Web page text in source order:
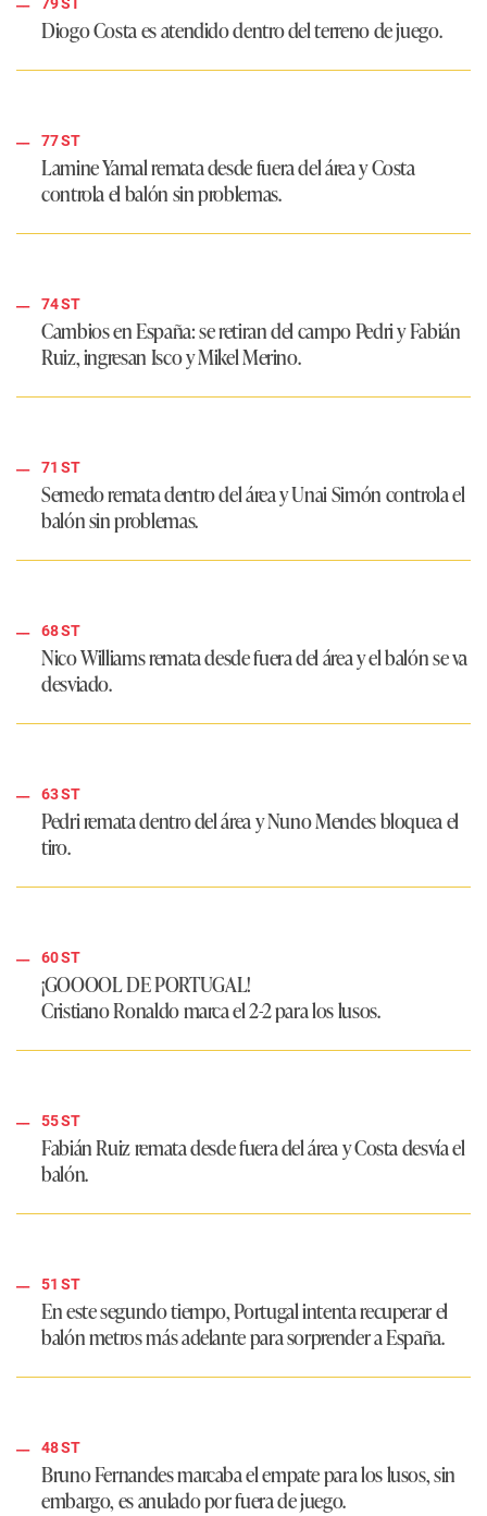
79 ST
Diogo Costa es atendido dentro del terreno de juego.
77 ST
Lamine Yamal remata desde fuera del área y Costa
controla el balón sin problemas.
74 ST
Cambios en España: se retiran del campo Pedri y Fabián
Ruiz, ingresan Isco y Mikel Merino.
71 ST
Semedo remata dentro del área y Unai Simón controla el
balón sin problemas.
68 ST
Nico Williams remata desde fuera del área y el balón se va
desviado.
63 ST
Pedri remata dentro del área y Nuno Mendes bloquea el
tiro.
60 ST
¡GOOOOL DE PORTUGAL!
Cristiano Ronaldo marca el 2-2 para los lusos.
55 ST
Fabián Ruiz remata desde fuera del área y Costa desvía el
balón.
51 ST
En este segundo tiempo, Portugal intenta recuperar el
balón metros más adelante para sorprender a España.
48 ST
Bruno Fernandes marcaba el empate para los lusos, sin
embargo, es anulado por fuera de juego.